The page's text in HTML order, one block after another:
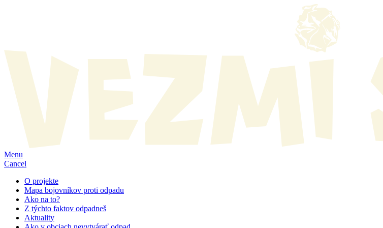
Menu
Cancel
O projekte
Mapa bojovníkov proti odpadu
Ako na to?
Z týchto faktov odpadneš
Aktuality